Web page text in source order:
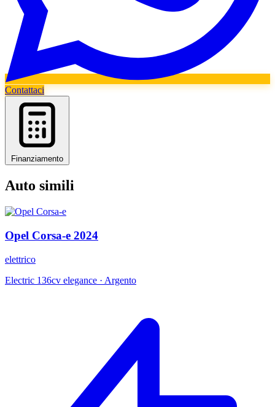
Contattaci
Finanziamento
Auto simili
Opel Corsa-e 2024
elettrico
Electric 136cv elegance · Argento